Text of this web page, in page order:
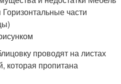
части
проводят на листах
которая пропитана